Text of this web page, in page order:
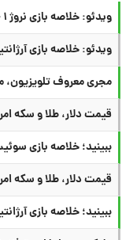
ویدئو: خلاصه بازی نروژ ۱ - انگلیس ۲
ویدئو: خلاصه بازی آرژانتین ۳ -
مجری معروف
قیمت دلار، طلا و سکه امروز
ببینید؛ خلاصه بازی سوئیس ۰ (۴) - کلمبیا ۰ (۳) در جام
قیمت دلار، طلا و سکه امروز
ببینید؛ خلاصه بازی آرژانتین ۳ - مصر ۲ در جام